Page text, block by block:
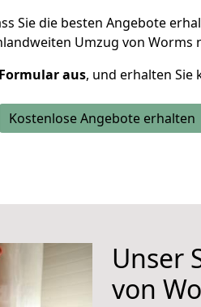
Sie die besten Angebote
Umzug von Worms
aus, und erhalten Sie
Kostenlose Angebote erhalten
Unser
von